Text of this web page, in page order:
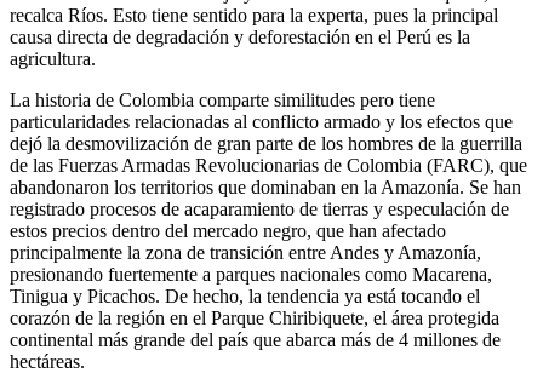
recalca Ríos. Esto tiene sentido para la experta, pues la principal
causa directa de degradación y deforestación en el Perú es la
agricultura.
La historia de Colombia comparte similitudes pero tiene
particularidades relacionadas al conflicto armado y los efectos que
dejó la desmovilización de gran parte de los hombres de la guerrilla
de las Fuerzas Armadas Revolucionarias de Colombia (FARC), que
abandonaron los territorios que dominaban en la Amazonía. Se han
registrado procesos de acaparamiento de tierras y especulación de
estos precios dentro del mercado negro, que han afectado
principalmente la zona de transición entre Andes y Amazonía,
presionando fuertemente a parques nacionales como Macarena,
Tinigua y Picachos. De hecho, la tendencia ya está tocando el
corazón de la región en el Parque Chiribiquete, el área protegida
continental más grande del país que abarca más de 4 millones de
hectáreas.